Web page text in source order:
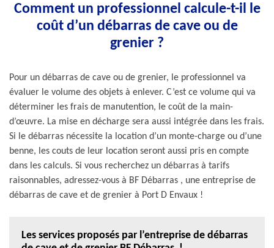
Comment un professionnel calcule-t-il le
coût d’un débarras de cave ou de
grenier ?
Pour un débarras de cave ou de grenier, le professionnel va
évaluer le volume des objets à enlever. C’est ce volume qui va
déterminer les frais de manutention, le coût de la main-
d’œuvre. La mise en décharge sera aussi intégrée dans les frais.
Si le débarras nécessite la location d’un monte-charge ou d’une
benne, les couts de leur location seront aussi pris en compte
dans les calculs. Si vous recherchez un débarras à tarifs
raisonnables, adressez-vous à BF Débarras , une entreprise de
débarras de cave et de grenier à Port D Envaux !
Les services proposés par l’entreprise de débarras